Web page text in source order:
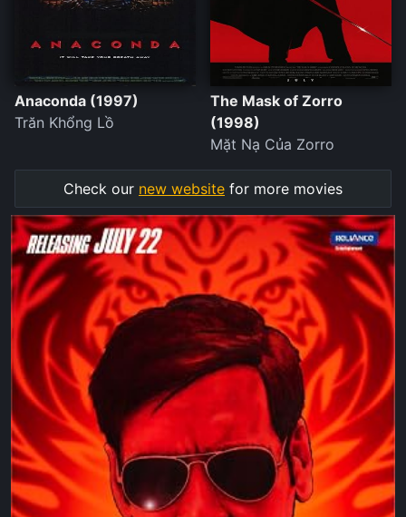
Anaconda (1997)
Trăn Khổng Lồ
The Mask of Zorro
(1998)
Mặt Nạ Của Zorro
Check our new website for more movies